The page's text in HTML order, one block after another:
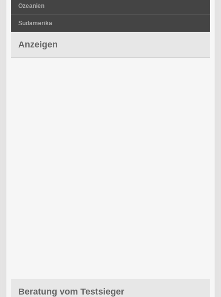
Ozeanien
Südamerika
Anzeigen
Beratung vom Testsieger